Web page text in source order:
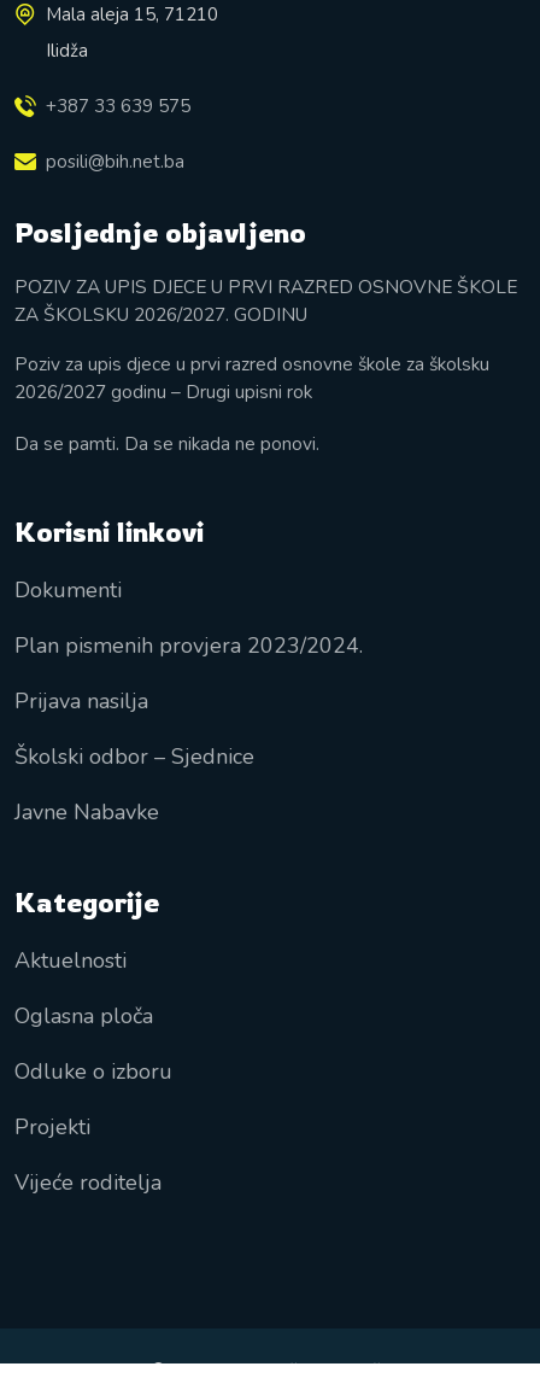
Mala aleja 15, 71210
Ilidža
+387 33 639 575
posili@bih.net.ba
Posljednje objavljeno
POZIV ZA UPIS DJECE U PRVI RAZRED OSNOVNE ŠKOLE
ZA ŠKOLSKU 2026/2027. GODINU
Poziv za upis djece u prvi razred osnovne škole za školsku
2026/2027 godinu – Drugi upisni rok
Da se pamti. Da se nikada ne ponovi.
Korisni linkovi
Dokumenti
Plan pismenih provjera 2023/2024.
Prijava nasilja
Školski odbor – Sjednice
Javne Nabavke
Kategorije
Aktuelnosti
Oglasna ploča
Odluke o izboru
Projekti
Vijeće roditelja
© Prva Osnovna škola - Ilidža